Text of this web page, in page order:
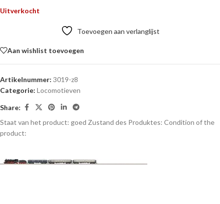
Uitverkocht
Toevoegen aan verlanglijst
Aan wishlist toevoegen
Artikelnummer: 3019-z8
Categorie: Locomotieven
Share:
Staat van het product: goed Zustand des Produktes: Condition of the
product: